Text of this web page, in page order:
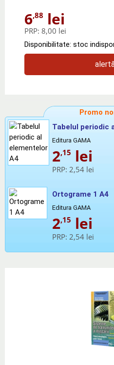
6,88 lei
PRP: 8,00 lei
Disponibilitate: stoc
Promo
Tabelul periodic
Editura GAMA
2,15 lei
PRP: 2,54 lei
Ortograme 1 A4
Editura GAMA
2,15 lei
PRP: 2,54 lei